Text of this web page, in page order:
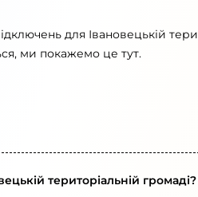
для Івановецькій
ми покажемо це тут.
територіальній громаді?